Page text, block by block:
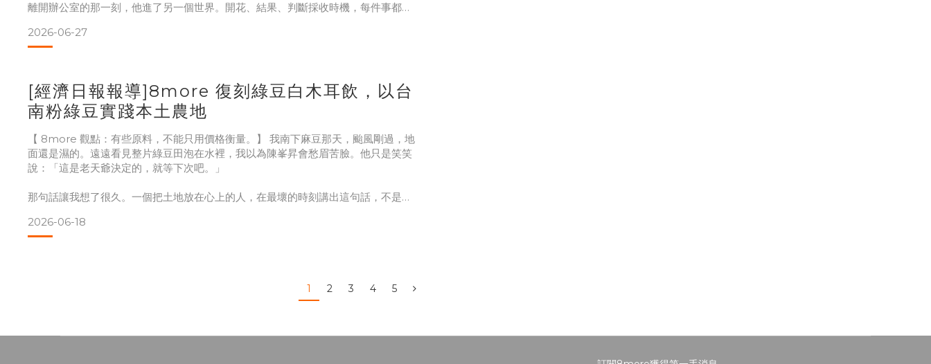
離開辦公室的那一刻，他進了另一個世界。開花、結果、判斷採收時機，每件事都要
他們找來有 45 年芒果種植經驗的呂玉瑞達人指導，一起整理父親留下的果樹。那不
我們決定用他們的芒果做這支飲品，不是因為情分，是試
2026-06-27
[經濟日報報導]8more 復刻綠豆白木耳飲，以台
南粉綠豆實踐本土農地
【 8more 觀點：有些原料，不能只用價格衡量。】 我南下麻豆那天，颱風剛過，地
面還是濕的。遠遠看見整片綠豆田泡在水裡，我以為陳峯昇會愁眉苦臉。他只是笑笑
說：「這是老天爺決定的，就等下次吧。」
那句話讓我想了很久。一個把土地放在心上的人，在最壞的時刻講出這句話，不是認
陳家的粉綠豆不用落葉劑。這個選擇在農村不容易，豆莢成熟不一致，採收難度高，
2026-06-18
1 2 3 4 5